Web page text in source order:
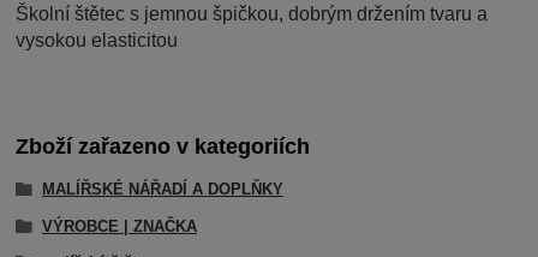
Školní štětec s jemnou špičkou, dobrým držením tvaru a
vysokou elasticitou
Zboží zařazeno v kategoriích
MALÍŘSKÉ NÁŘADÍ A DOPLŇKY
VÝROBCE | ZNAČKA